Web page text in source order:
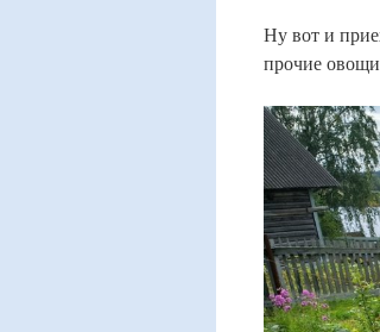
Ну вот и
прочие